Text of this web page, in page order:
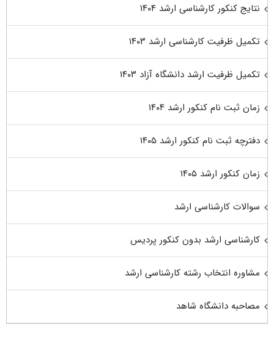
نتایج کنکور کارشناسی ارشد ۱۴۰۴
تکمیل ظرفیت کارشناسی ارشد ۱۴۰۳
تکمیل ظرفیت ارشد دانشگاه آزاد ۱۴۰۳
زمان ثبت نام کنکور ارشد ۱۴۰۴
دفترچه ثبت نام کنکور ارشد ۱۴۰۵
زمان کنکور ارشد ۱۴۰۵
سوالات کارشناسی ارشد
کارشناسی ارشد بدون کنکور پردیس
مشاوره انتخاب رشته کارشناسی ارشد
مصاحبه دانشگاه شاهد